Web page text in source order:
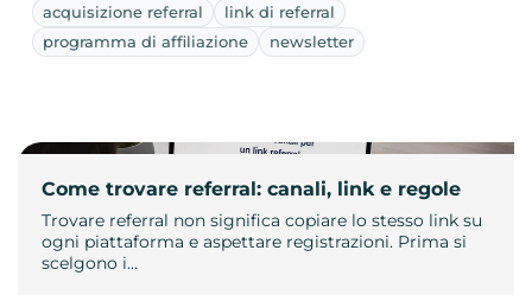
acquisizione referral
link di referral
programma di affiliazione
newsletter
Come trovare referral: canali, link e regole
Trovare referral non significa copiare lo stesso link su
ogni piattaforma e aspettare registrazioni. Prima si
scelgono i…